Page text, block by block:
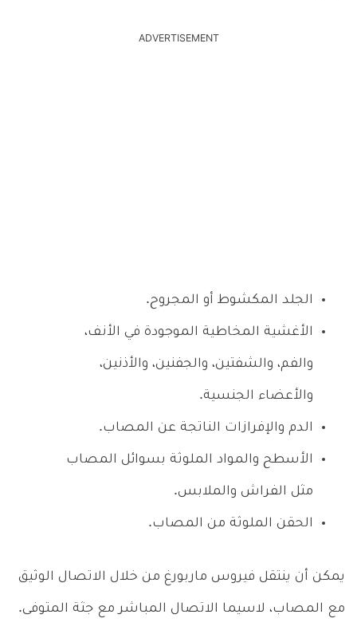
ADVERTISEMENT
الجلد المكشوط أو المجروح.
الأغشية المخاطية الموجودة في الأنف،
والفم، والشفتين، والجفنين، والأذنين،
والأعضاء الجنسية.
الدم والإفرازات الناتجة عن المصاب.
الأسطح والمواد الملوثة بسوائل المصاب
مثل الفراش والملابس.
الحقن الملوثة من المصاب.
يمكن أن ينتقل فيروس ماربورغ من خلال الاتصال الوثيق
مع المصاب، لاسيما الاتصال المباشر مع جثة المتوفى.